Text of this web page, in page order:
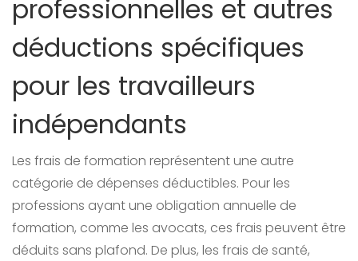
professionnelles et autres
déductions spécifiques
pour les travailleurs
indépendants
Les frais de formation représentent une autre
catégorie de dépenses déductibles. Pour les
professions ayant une obligation annuelle de
formation, comme les avocats, ces frais peuvent être
déduits sans plafond. De plus, les frais de santé,